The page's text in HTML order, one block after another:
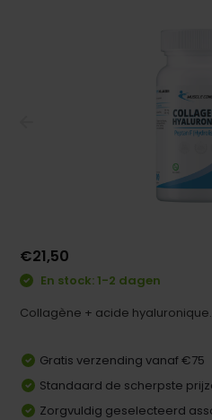
€21,50
En stock: 1-2 dagen
Collagène + acide
Gratis verzending vanaf €75
Standaard de scherpste
Zorgvuldig geselecteerd